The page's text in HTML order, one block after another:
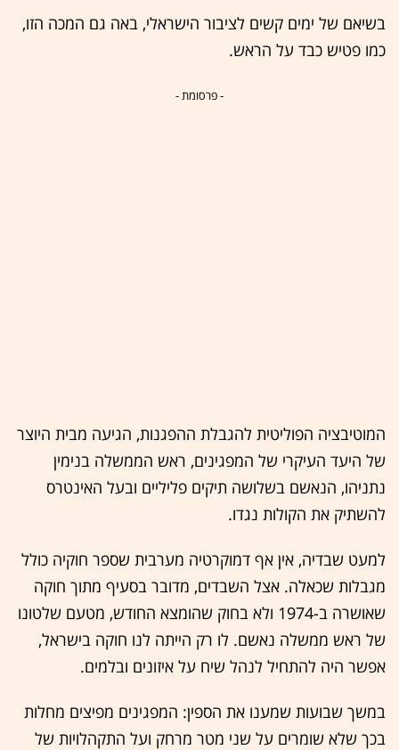
בשיאם של ימים קשים לציבור הישראלי, באה גם המכה הזו,
כמו פטיש כבד על הראש.
- פרסומת -
המוטיבציה הפוליטית להגבלת ההפגנות, הגיעה מבית היוצר
של היעד העיקרי של המפגינים, ראש הממשלה בנימין
נתניהו, הנאשם בשלושה תיקים פליליים ובעל האינטרס
להשתיק את הקולות נגדו.
למעט שבדיה, אין אף דמוקרטיה מערבית שספר חוקיה כולל
מגבלות שכאלה. אצל השבדים, מדובר בסעיף מתוך חוקה
שאושרה ב-1974 ולא בחוק שהומצא החודש, מטעם שלטונו
של ראש ממשלה נאשם. לו רק הייתה לנו חוקה בישראל,
אפשר היה להתחיל לנהל שיח על איזונים ובלמים.
במשך שבועות שמענו את הספין: המפגינים מפיצים מחלות
בכך שלא שומרים על שני מטר מרחק ועל התקהלויות של